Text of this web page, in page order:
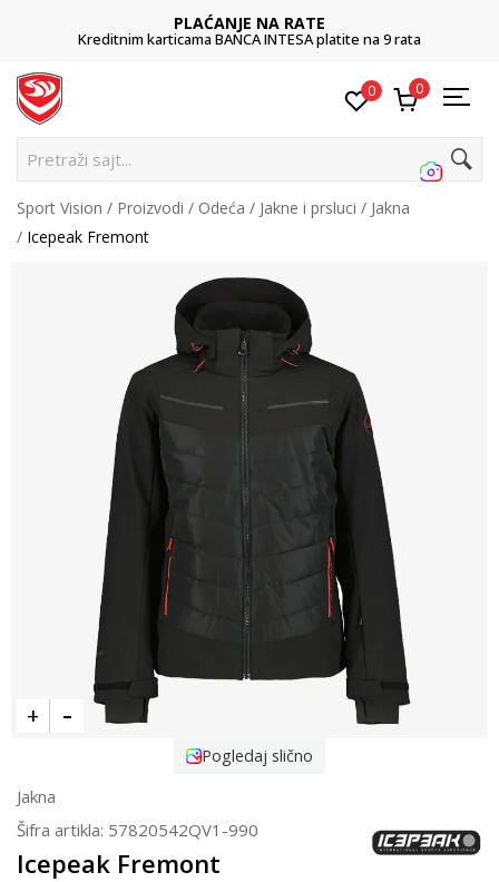
PLAĆANJE NA RATE
Kreditnim karticama BANCA INTESA platite na 9 rata
0 0
Pre
Sport Vision Proizvodi Odeća Jakne i prsluci
Jakna
Icepeak Fremont
Pogledaj slično
Jakna
Šifra artikla: 57820542QV1-990
Icepeak Fremont